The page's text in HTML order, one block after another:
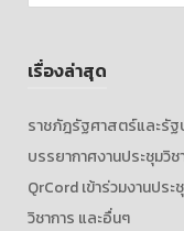
เรื่องล่าสุด
ราชภัฎรัฐศาสตร์และรั
บรรยากาศงานประชุมวิ
QrCord เข้าร่วมงานปร
วิชาการ และอื่นๆ